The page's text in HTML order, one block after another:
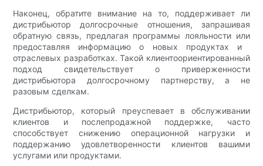
Наконец, обратите внимание на то, поддерживает ли
дистрибьютор долгосрочные отношения, запрашивая
обратную связь, предлагая программы лояльности или
предоставляя информацию о новых продуктах и ​​
отраслевых разработках. Такой клиентоориентированный
подход свидетельствует о приверженности
дистрибьютора долгосрочному партнерству, а не
разовым сделкам.
Дистрибьютор, который преуспевает в обслуживании
клиентов и послепродажной поддержке, часто
способствует снижению операционной нагрузки и
поддержанию удовлетворенности клиентов вашими
услугами или продуктами.